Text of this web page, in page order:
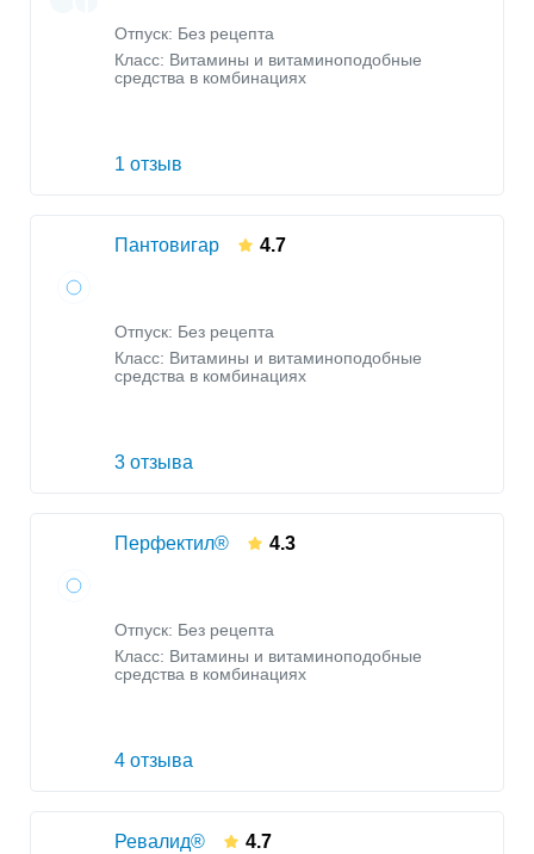
Отпуск: Без рецепта
Класс: Витамины и витаминоподобные
средства в комбинациях
1 отзыв
Пантовигар 4.7
Отпуск: Без рецепта
Класс: Витамины и витаминоподобные
средства в комбинациях
3 отзыва
Перфектил® 4.3
Отпуск: Без рецепта
Класс: Витамины и витаминоподобные
средства в комбинациях
4 отзыва
Ревалид® 4.7